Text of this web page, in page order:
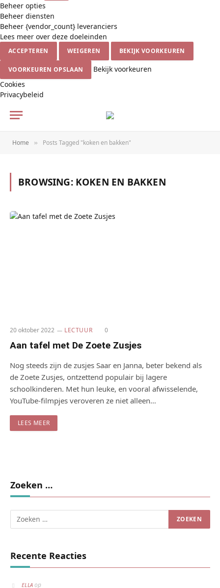
Beheer opties
Beheer diensten
Beheer {vendor_count} leveranciers
Lees meer over deze doeleinden
ACCEPTEREN WEIGEREN BEKIJK VOORKEUREN
VOORKEUREN OPSLAAN
Bekijk voorkeuren
Cookies
Privacybeleid
Home » Posts Tagged "koken en bakken"
BROWSING: KOKEN EN BAKKEN
20 oktober 2022 LECTUUR 0
Aan tafel met De Zoete Zusjes
Nog steeds zijn de zusjes Saar en Janna, beter bekend als
de Zoete Zusjes, ontzettend populair bij lagere
schoolkinderen. Met hun leuke, en vooral afwisselende,
YouTube-filmpjes veroveren ze niet alleen…
LEES MEER
Zoeken …
Recente Reacties
ELLA op